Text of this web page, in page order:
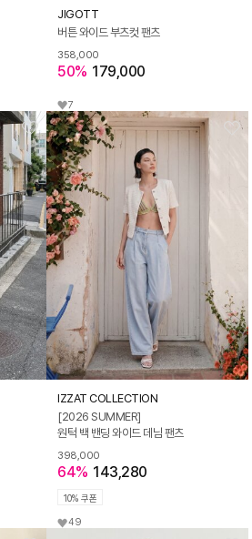
JIGOTT
버튼 와이드 부츠컷 팬츠
358,000
50% 179,000
7
IZZAT COLLECTION
[2026 SUMMER]
원턱 백 밴딩 와이드 데님 팬츠
398,000
64% 143,280
10% 쿠폰
49